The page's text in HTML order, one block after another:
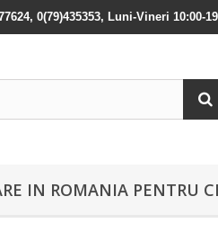
0(79)435353, Luni-Vineri 10:00-
IN ROMANIA PENTRU